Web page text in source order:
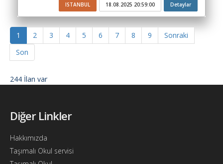
ISTANBUL 18.08.2025 20:59:00 Detaylar
1 2 3 4 5 6 7 8 9
Sonraki
Son
244 İlan var
Diğer Linkler
Hakkımızda
Taşımalı Okul servisi